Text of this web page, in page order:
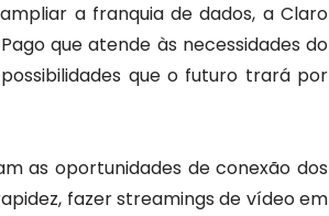
a franquia de dados, a Claro
que atende às necessidades do
que o futuro trará por
as oportunidades de conexão dos
fazer streamings de vídeo em